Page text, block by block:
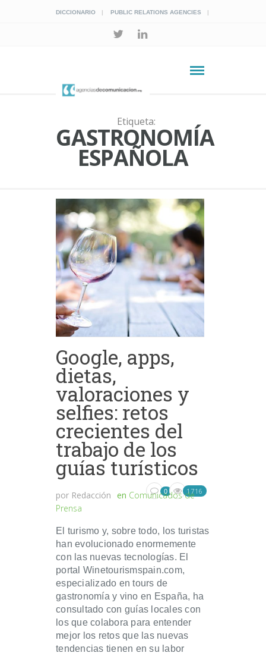
DICCIONARIO PUBLIC RELATIONS AGENCIES
Etiqueta:
GASTRONOMÍA
ESPAÑOLA
Google, apps,
dietas,
valoraciones y
selfies: retos
crecientes del
trabajo de los
guías turísticos
por Redacción en Comunicados de
Prensa
0 1716
El turismo y, sobre todo, los turistas
han evolucionado enormemente
con las nuevas tecnologías. El
portal Winetourismspain.com,
especializado en tours de
gastronomía y vino en España, ha
consultado con guías locales con
los que colabora para entender
mejor los retos que las nuevas
tendencias tienen en su labor